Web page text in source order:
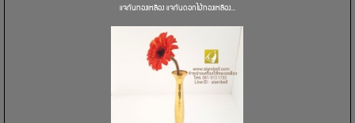
แจกันทองเหลือง แจกันดอกไม้ทองเหลือง...